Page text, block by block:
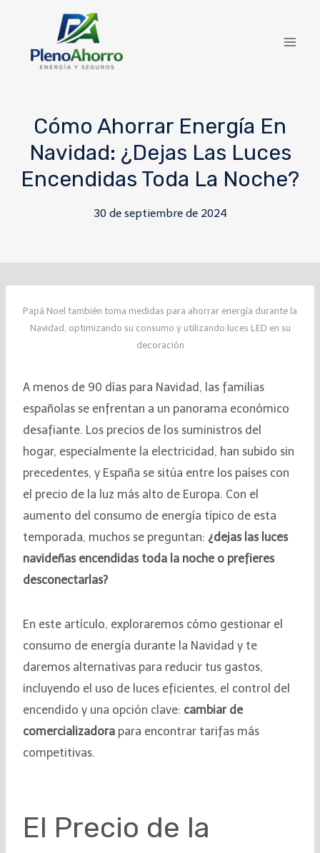
Cómo Ahorrar Energía En
Navidad: ¿Dejas Las Luces
Encendidas Toda La Noche?
30 de septiembre de 2024
Papá Noel también toma medidas para ahorrar energía durante la
Navidad, optimizando su consumo y utilizando luces LED en su
decoración
A menos de 90 días para Navidad, las familias
españolas se enfrentan a un panorama económico
desafiante. Los precios de los suministros del
hogar, especialmente la electricidad, han subido sin
precedentes, y España se sitúa entre los países con
el precio de la luz más alto de Europa. Con el
aumento del consumo de energía típico de esta
temporada, muchos se preguntan: ¿dejas las luces
navideñas encendidas toda la noche o prefieres
desconectarlas?
En este artículo, exploraremos cómo gestionar el
consumo de energía durante la Navidad y te
daremos alternativas para reducir tus gastos,
incluyendo el uso de luces eficientes, el control del
encendido y una opción clave: cambiar de
comercializadora para encontrar tarifas más
competitivas.
El Precio de la